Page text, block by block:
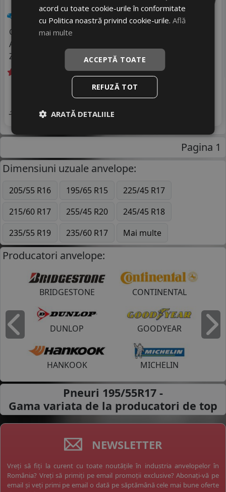
Turisme
Consum C
Aderenta
Zgomot
RON
1106 RON
Discount17%
In stoc - peste 12 buc
livrare 2/3 zile
Pagina 1
Dimensiuni uzuale anvelope:
205/55 R16 195/65 R15
225/45 R17
215/60 R17
255/45 R20
245/45 R18
235/55 R19
235/60 R17 Mai multe
Producatori anvelope:
BRIDGESTONE CONTINENTAL
DUNLOP GOODYEAR
HANKOOK MICHELIN
Inapoi
Pneuri 195/55R17 -
Gama variata de la producatori de top
NEWSLETTER
Vreți să fiți la curent cu toate noutățile în industria anvelopelor în
România? Vreți să primiți pe email promoții exclusive? Abonați-vă pe
email și veți primi pe email o dată pe săptămână cele mai bune oferte
acord cu toate cookie-urile în conformitate
cu Politica noastră privind cookie-urile.Află
mai multe
ACCEPTĂ TOATE
REFUZĂ TOT
ARATĂ DETALIILE